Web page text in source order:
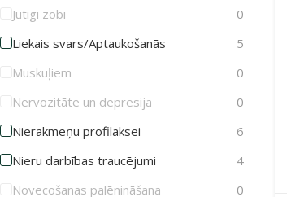
Jutīgi zobi
0
Liekais svars/Aptaukošanās
5
Muskuļiem
0
Nervozitāte un depresija
0
Nierakmeņu profilaksei
6
Nieru darbības traucējumi
4
Novecošanas palēnināšana
0